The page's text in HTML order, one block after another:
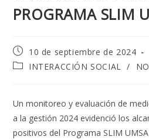
PROGRAMA SLIM
Publicación
de
la
10 de septiembre de 2024
Categoría
entrada:
INTERACCIÓN SOCIAL /
Un monitoreo y evaluación de
a la gestión 2024 evidenció los
positivos del Programa SLIM